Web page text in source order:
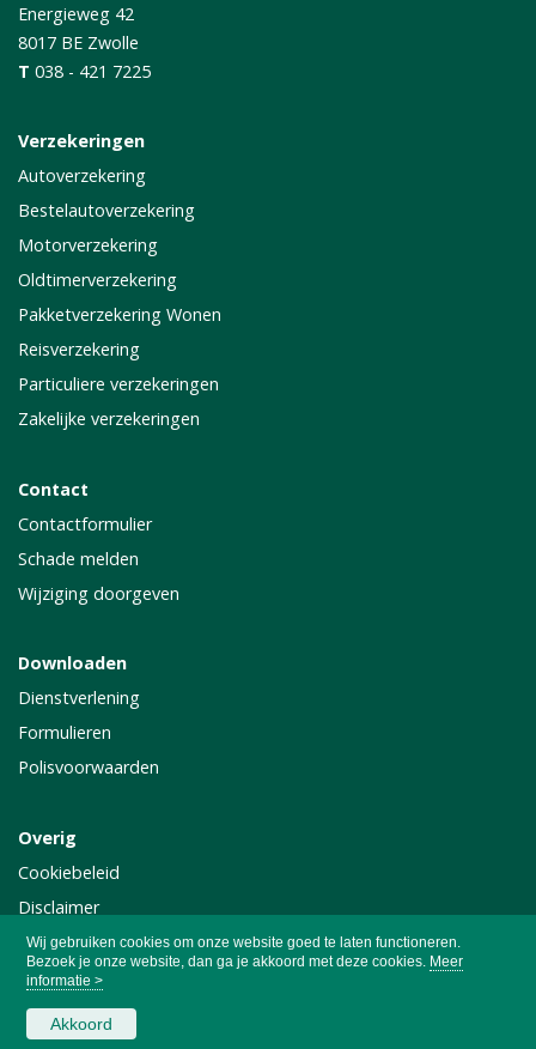
Wij gebruiken cookies om onze website goed te laten functioneren.
Bezoek je onze website, dan ga je akkoord met deze cookies. Meer
informatie >
Akkoord
Energieweg 42
8017 BE Zwolle
T 038 - 421 7225
Verzekeringen
Autoverzekering
Bestelautoverzekering
Motorverzekering
Oldtimerverzekering
Pakketverzekering Wonen
Reisverzekering
Particuliere verzekeringen
Zakelijke verzekeringen
Contact
Contactformulier
Schade melden
Wijziging doorgeven
Downloaden
Dienstverlening
Formulieren
Polisvoorwaarden
Overig
Cookiebeleid
Disclaimer
Privacy